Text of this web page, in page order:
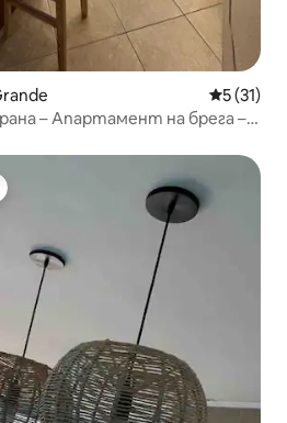
Средна
5 (31)
– Апартамент на брега –
гостите